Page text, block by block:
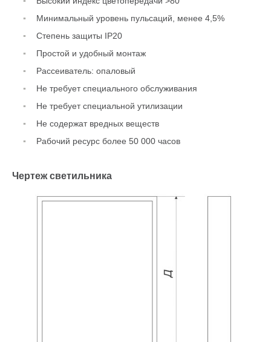
Минимальный уровень пульсаций, менее 4,5%
Степень защиты IP20
Простой и удобный монтаж
Рассеиватель: опаловый
Не требует специального обслуживания
Не требует специальной утилизации
Не содержат вредных веществ
Рабочий ресурс более 50 000 часов
Чертеж светильника